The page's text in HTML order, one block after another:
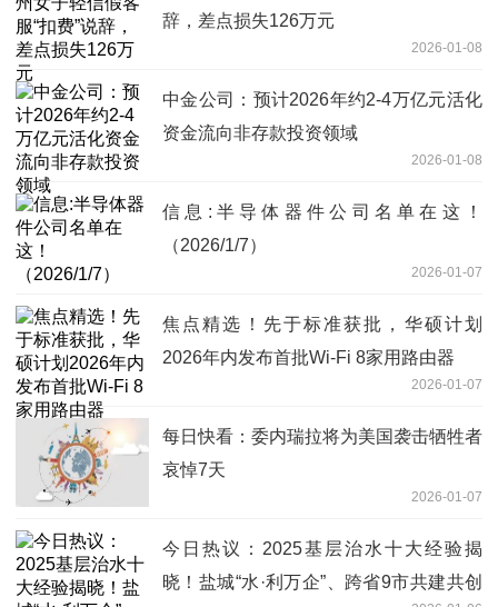
辞，差点损失126万元
2026-01-08
中金公司：预计2026年约2-4万亿元活化
资金流向非存款投资领域
2026-01-08
信息:半导体器件公司名单在这！
（2026/1/7）
2026-01-07
焦点精选！先于标准获批，华硕计划
2026年内发布首批Wi-Fi 8家用路由器
2026-01-07
每日快看：委内瑞拉将为美国袭击牺牲者
哀悼7天
2026-01-07
今日热议：2025基层治水十大经验揭
晓！盐城“水·利万企”、跨省9市共建共创